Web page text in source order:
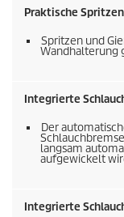
Praktische
Spritzen und
Wandhalterung
Integrierte
Der
langsam
aufgewickelt
Integrierte